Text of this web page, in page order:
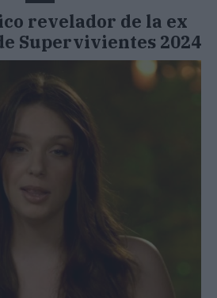
revelador de la ex
Supervivientes 2024